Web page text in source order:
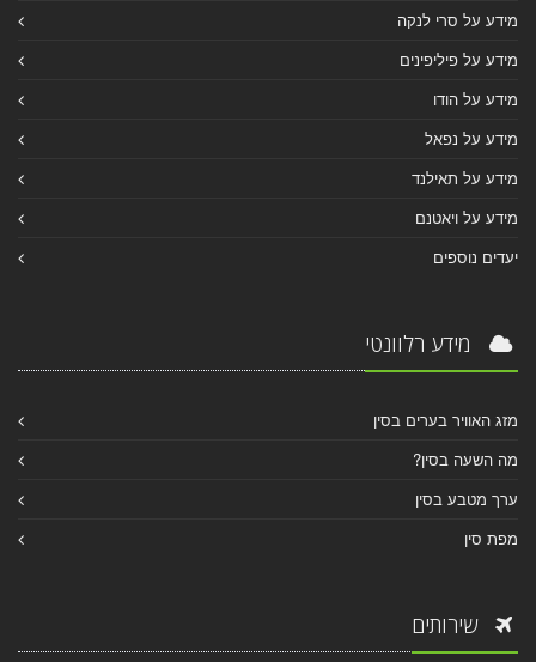
מידע על סרי לנקה
מידע על פיליפינים
מידע על הודו
מידע על נפאל
מידע על תאילנד
מידע על ויאטנם
יעדים נוספים
מידע רלוונטי
מזג האוויר בערים בסין
מה השעה בסין?
ערך מטבע בסין
מפת סין
שירותים